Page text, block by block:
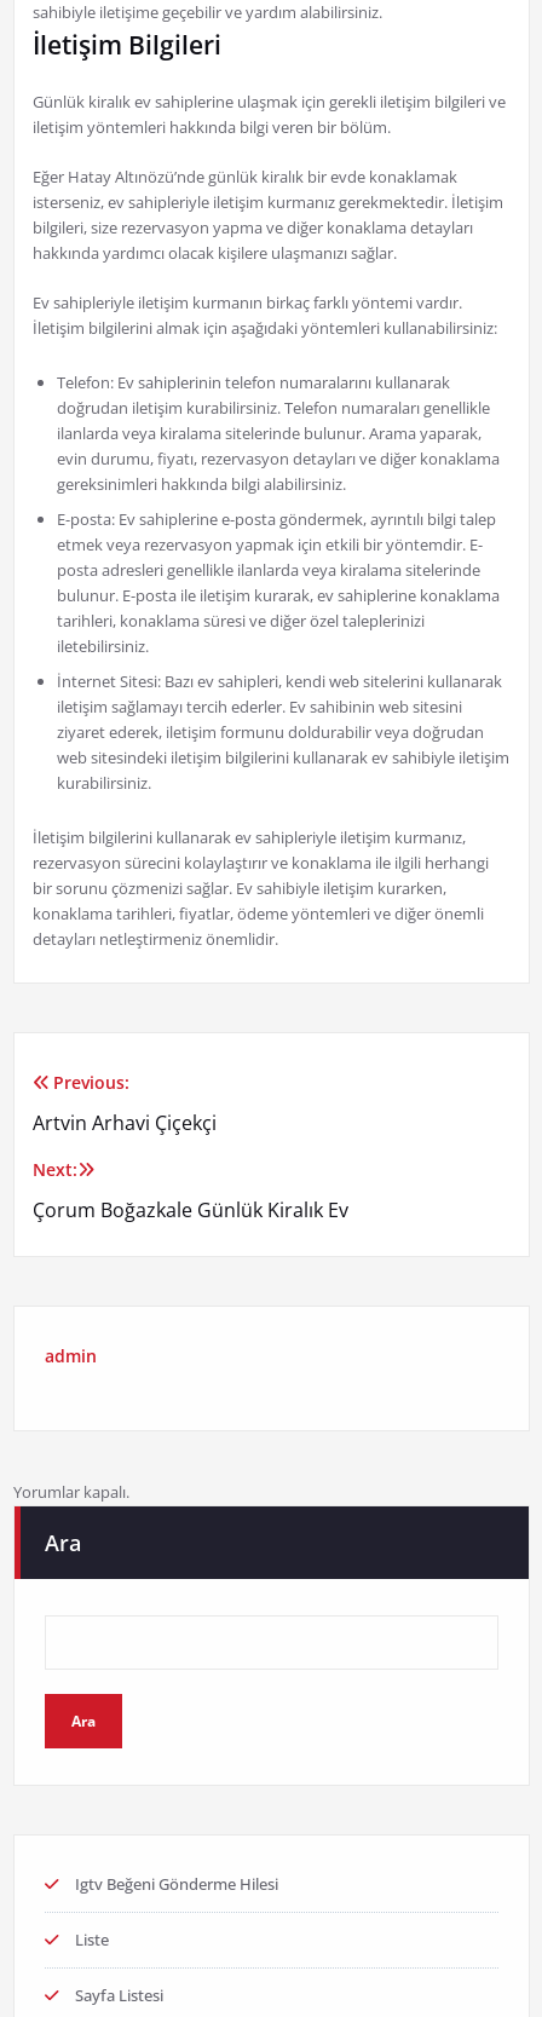
sahibiyle iletişime geçebilir ve yardım alabilirsiniz.
İletişim Bilgileri
Günlük kiralık ev sahiplerine ulaşmak için gerekli iletişim bilgileri ve
iletişim yöntemleri hakkında bilgi veren bir bölüm.
Eğer Hatay Altınözü’nde günlük kiralık bir evde konaklamak
isterseniz, ev sahipleriyle iletişim kurmanız gerekmektedir. İletişim
bilgileri, size rezervasyon yapma ve diğer konaklama detayları
hakkında yardımcı olacak kişilere ulaşmanızı sağlar.
Ev sahipleriyle iletişim kurmanın birkaç farklı yöntemi vardır.
İletişim bilgilerini almak için aşağıdaki yöntemleri kullanabilirsiniz:
Telefon: Ev sahiplerinin telefon numaralarını kullanarak
doğrudan iletişim kurabilirsiniz. Telefon numaraları genellikle
ilanlarda veya kiralama sitelerinde bulunur. Arama yaparak,
evin durumu, fiyatı, rezervasyon detayları ve diğer konaklama
gereksinimleri hakkında bilgi alabilirsiniz.
E-posta: Ev sahiplerine e-posta göndermek, ayrıntılı bilgi talep
etmek veya rezervasyon yapmak için etkili bir yöntemdir. E-
posta adresleri genellikle ilanlarda veya kiralama sitelerinde
bulunur. E-posta ile iletişim kurarak, ev sahiplerine konaklama
tarihleri, konaklama süresi ve diğer özel taleplerinizi
iletebilirsiniz.
İnternet Sitesi: Bazı ev sahipleri, kendi web sitelerini kullanarak
iletişim sağlamayı tercih ederler. Ev sahibinin web sitesini
ziyaret ederek, iletişim formunu doldurabilir veya doğrudan
web sitesindeki iletişim bilgilerini kullanarak ev sahibiyle iletişim
kurabilirsiniz.
İletişim bilgilerini kullanarak ev sahipleriyle iletişim kurmanız,
rezervasyon sürecini kolaylaştırır ve konaklama ile ilgili herhangi
bir sorunu çözmenizi sağlar. Ev sahibiyle iletişim kurarken,
konaklama tarihleri, fiyatlar, ödeme yöntemleri ve diğer önemli
detayları netleştirmeniz önemlidir.
Yazı
gezinmesi
Previous:
Artvin Arhavi Çiçekçi
Next:
Çorum Boğazkale Günlük Kiralık Ev
admin
Yorumlar kapalı.
Ara
Ara
Igtv Beğeni Gönderme Hilesi
Liste
Sayfa Listesi